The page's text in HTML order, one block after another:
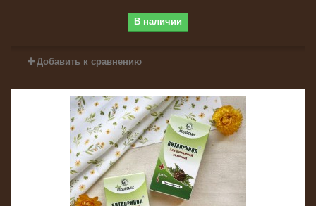
В наличии
Добавить к сравнению